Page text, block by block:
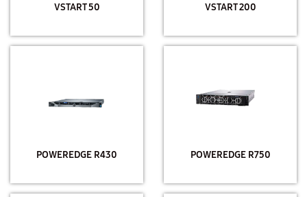
VSTART 50 VSTART 200
POWEREDGE R430 POWEREDGE R750